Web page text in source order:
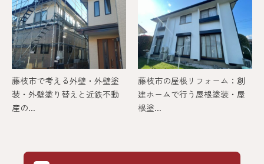
藤枝市で考える外壁・外壁塗
装・外壁塗り替えと近鉄不動
産の...
藤枝市の屋根リフォーム：創
建ホームで行う屋根塗装・屋
根塗...